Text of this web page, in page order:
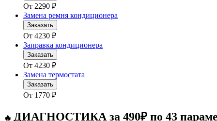
От 2290 ₽
Замена ремня кондиционера
Заказать
От 4230 ₽
Заправка кондиционера
Заказать
От 4230 ₽
Замена термостата
Заказать
От 1770 ₽
🔥 ДИАГНОСТИКА за 490₽ по 43